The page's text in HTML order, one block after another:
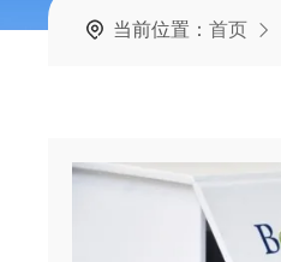
当前位置：首页